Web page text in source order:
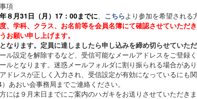
項
８月31日（月）17：00までに こちらより参加を希望される
、学科、クラス、お名前等を会員名簿にて確認させていただ
お願い申し上げます。
なります。定員に達しましたら申し込みを締め切らせていただ
ール設定を解除するなど、受信可能なメールアドレスをご登録
ルとなります。迷惑メールフォルダに割り振られる場合があ
アドレスが正しく入力され、受信設定が有効になっているに
あおい会事務局までご連絡ください。
には９月末日までにご案内のハガキをお送りさせていただきま